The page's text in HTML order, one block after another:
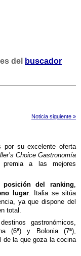
del
buscador
Noticia siguiente »
por su excelente oferta
Choice Gastronomí­a
premia a las mejores
del ranking,
lugar. Italia se sitúa
ya que dispone del
total.
gastronómicos,
(6ª) y Bolonia (7ª),
de la que goza la cocina